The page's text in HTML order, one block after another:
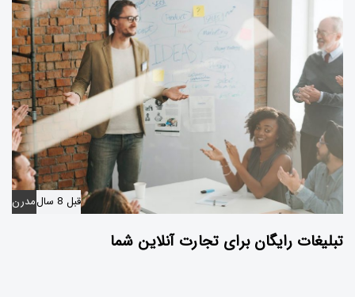
قبل 8 سال مدرن
تبلیغات رایگان برای تجارت آنلاین شما